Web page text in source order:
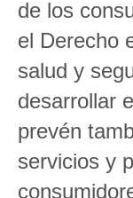
de los
el Derecho
salud y
desarrollar
prevén
servicios y